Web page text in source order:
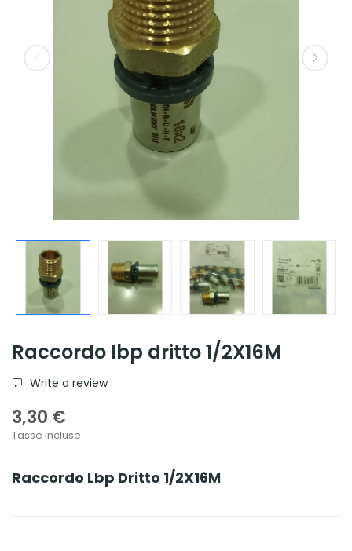
Raccordo lbp dritto 1/2X16M
Write a review
3,30 €
Tasse incluse
Raccordo Lbp Dritto 1/2X16M